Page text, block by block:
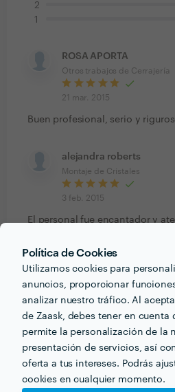
Política de Cookies
Utilizamos cookies para
anuncios, proporcionar
analizar nuestro tráfico. Al
de Zaask, debes tener en cuenta
permite la personalización de la
presentación de servicios, así
oferta a tus intereses. Podrás
cookies en cualquier momento.
2
1
ROSA APORTA
Otros trabajos de Cerrajería
21 mar. 2015
Buen profesional, serio y
alejandra roberts
Montaje de Cristales
3 feb. 2015
El personal fue encantador y
servicio eficaz y bueno.